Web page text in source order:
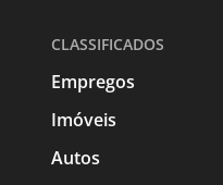
CLASSIFICADOS
Empregos
Imóveis
Autos